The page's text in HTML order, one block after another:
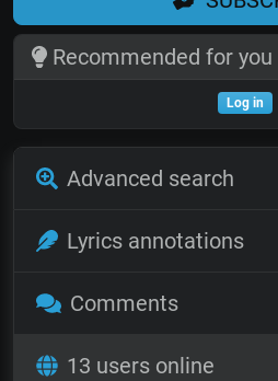
Recommended for you
Log in
Advanced search
Lyrics annotations
Comments
13 users online